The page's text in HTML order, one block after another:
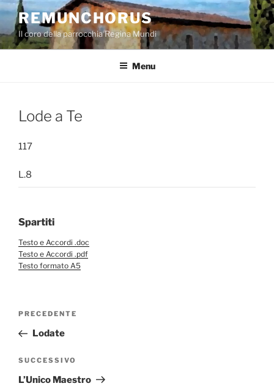
Salta
contenuto
REMUNCHORUS
Il coro della parrocchia Regina Mundi
Menu
Lode a Te
117
L.8
Spartiti
Testo e Accordi .doc
Testo e Accordi .pdf
Testo formato A5
Navigazione
Articolo
precedente:
PRECEDENTE
Lodate
Articolo
successivo
SUCCESSIVO
L’Unico Maestro